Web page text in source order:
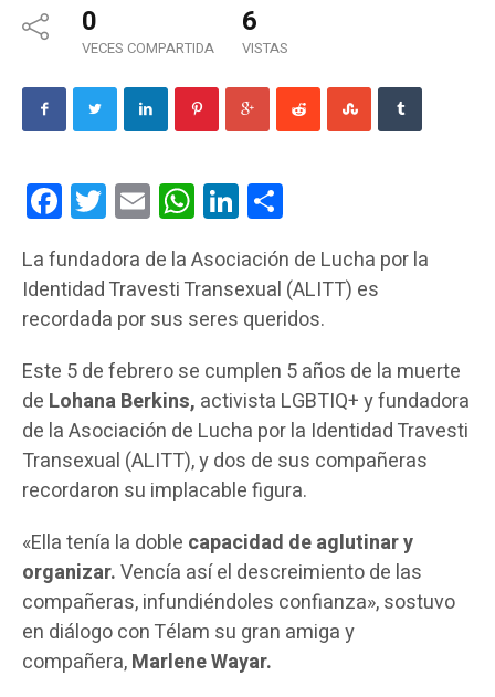
0
VECES COMPARTIDA
6
VISTAS
FacebookTwitterEmail WhatsAppLinkedIn
La fundadora de la Asociación de Lucha por la
Identidad Travesti Transexual (ALITT) es
recordada por sus seres queridos.
Este 5 de febrero se cumplen 5 años de la muerte
de Lohana Berkins, activista LGBTIQ+ y fundadora
de la Asociación de Lucha por la Identidad Travesti
Transexual (ALITT), y dos de sus compañeras
recordaron su implacable figura.
«Ella tenía la doble capacidad de aglutinar y
organizar.Vencía así el descreimiento de las
compañeras, infundiéndoles confianza», sostuvo
en diálogo con Télam su gran amiga y
compañera,Marlene Wayar.